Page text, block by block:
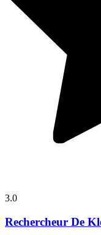
3.0
Rechercheur De